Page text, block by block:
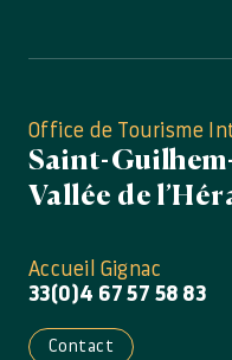
Office de Tourisme
Saint-
Vallée de
Accueil Gignac
33(0)4 67 57 58 83
Contact